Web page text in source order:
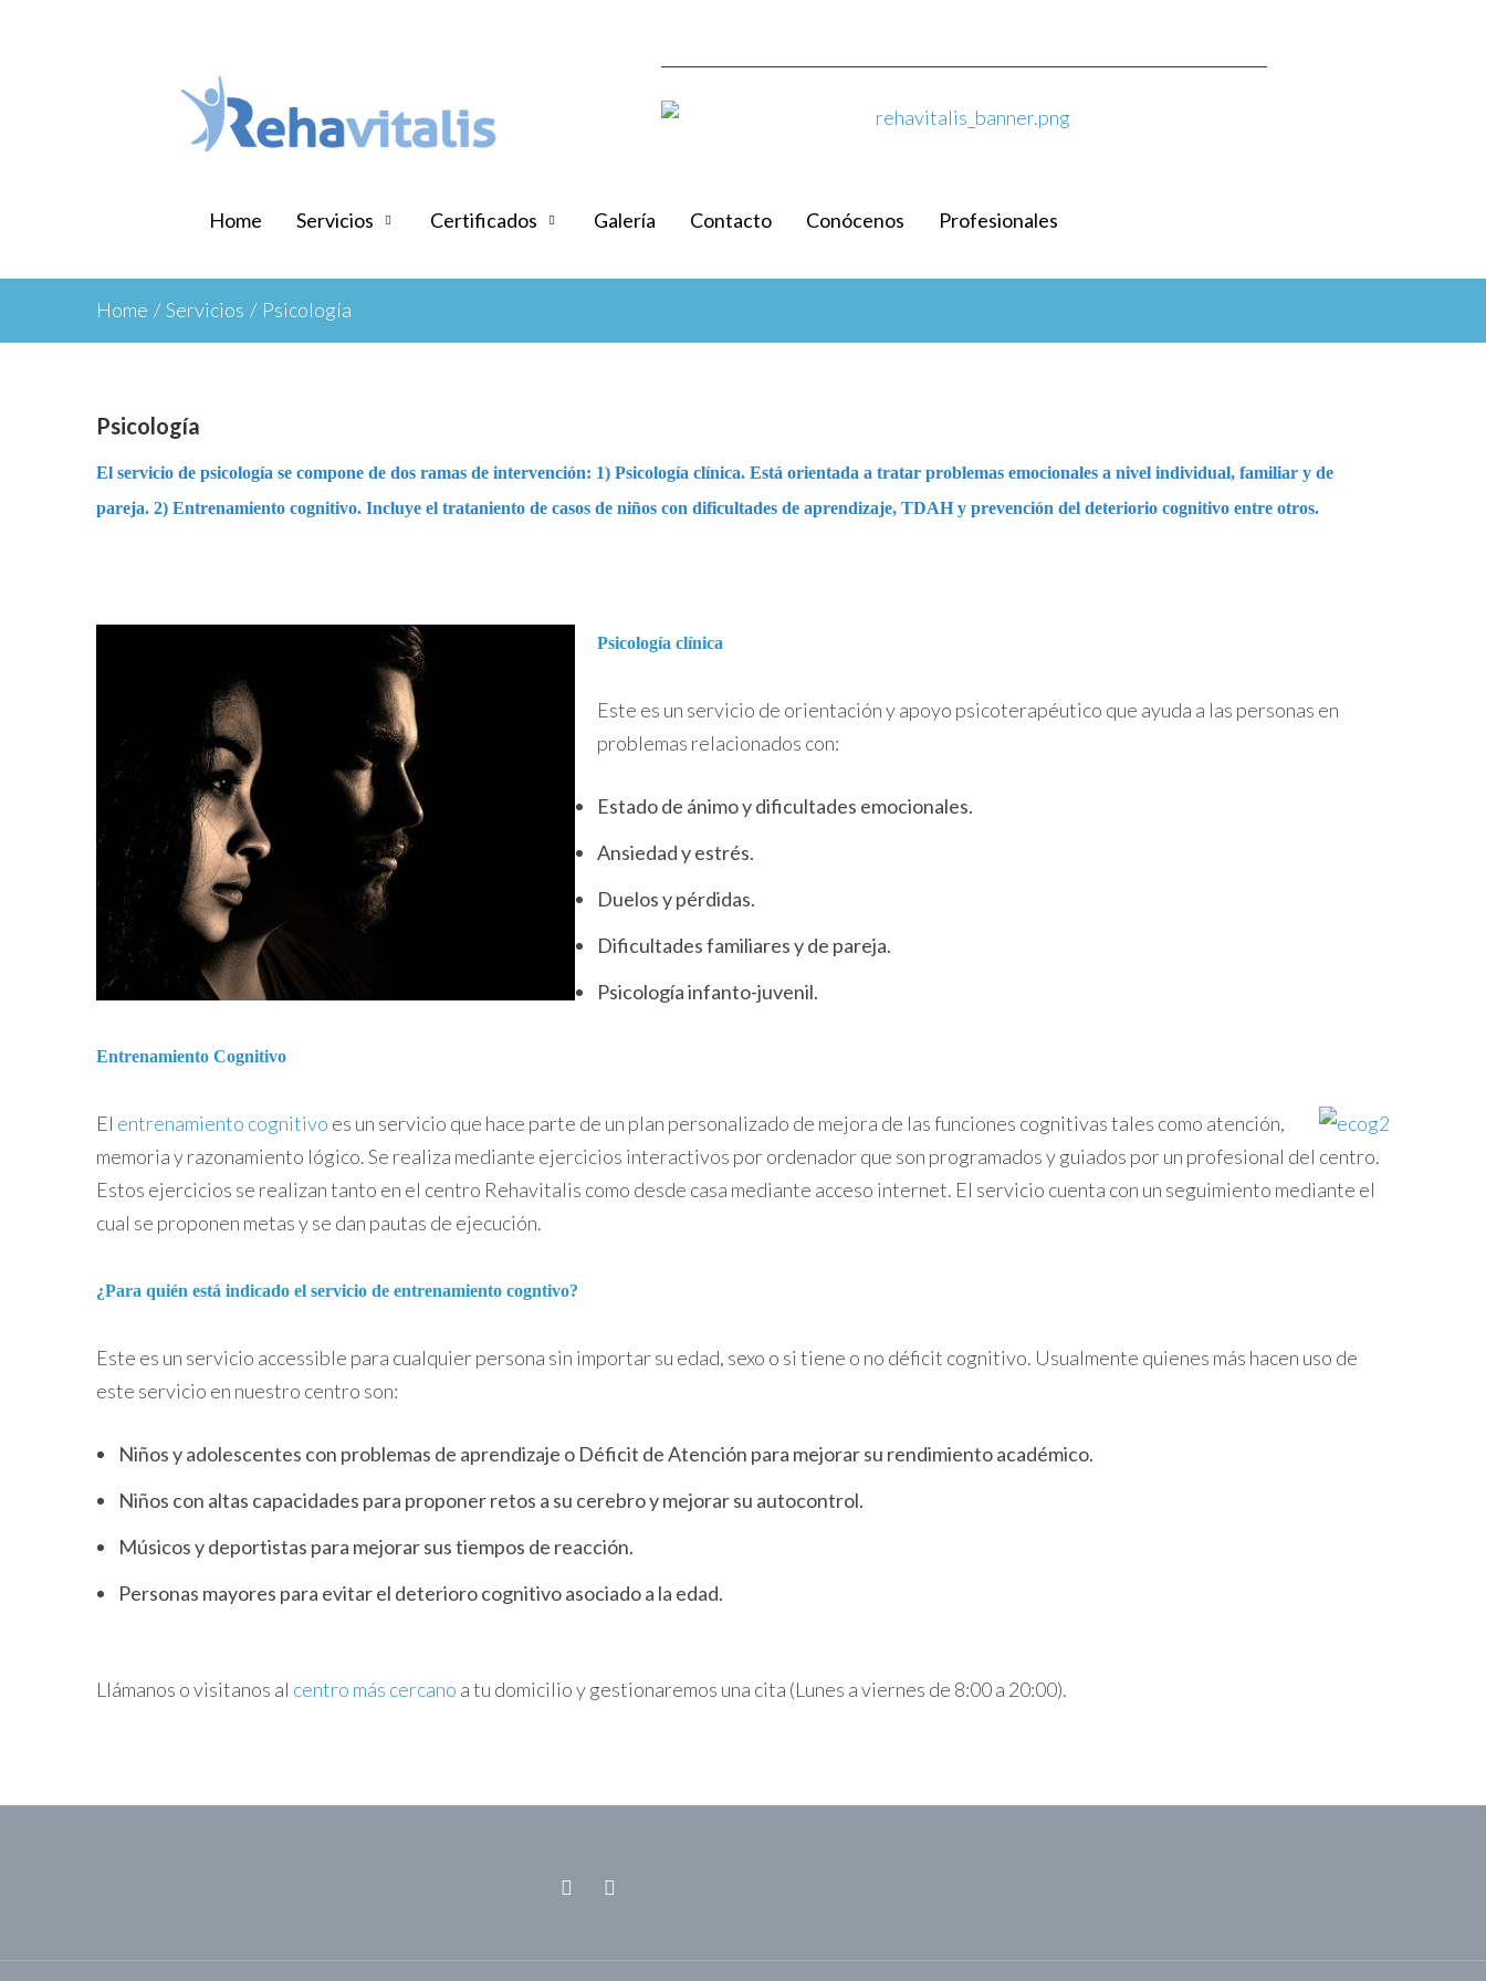
Home Servicios Certificados Galería Contacto Conócenos Profesionales
Home / Servicios / Psicología
Psicología
El servicio de psicología se compone de dos ramas de intervención: 1) Psicología clínica. Está orientada a tratar problemas emocionales a nivel individual, familiar y de
pareja. 2) Entrenamiento cognitivo. Incluye el trataniento de casos de niños con dificultades de aprendizaje, TDAH y prevención del deteriorio cognitivo entre otros.
Psicología clínica
Este es un servicio de orientación y apoyo psicoterapéutico que ayuda a las personas en
problemas relacionados con:
Estado de ánimo y dificultades emocionales.
Ansiedad y estrés.
Duelos y pérdidas.
Dificultades familiares y de pareja.
Psicología infanto-juvenil.
Entrenamiento Cognitivo
El entrenamiento cognitivo es un servicio que hace parte de un plan personalizado de mejora de las funciones cognitivas tales como atención,
memoria y razonamiento lógico. Se realiza mediante ejercicios interactivos por ordenador que son programados y guiados por un profesional del centro.
Estos ejercicios se realizan tanto en el centro Rehavitalis como desde casa mediante acceso internet. El servicio cuenta con un seguimiento mediante el
cual se proponen metas y se dan pautas de ejecución.
¿Para quién está indicado el servicio de entrenamiento cogntivo?
Este es un servicio accessible para cualquier persona sin importar su edad, sexo o si tiene o no déficit cognitivo. Usualmente quienes más hacen uso de
este servicio en nuestro centro son:
Niños y adolescentes con problemas de aprendizaje o Déficit de Atención para mejorar su rendimiento académico.
Niños con altas capacidades para proponer retos a su cerebro y mejorar su autocontrol.
Músicos y deportistas para mejorar sus tiempos de reacción.
Personas mayores para evitar el deterioro cognitivo asociado a la edad.
Llámanos o visitanos al centro más cercano a tu domicilio y gestionaremos una cita (Lunes a viernes de 8:00 a 20:00).